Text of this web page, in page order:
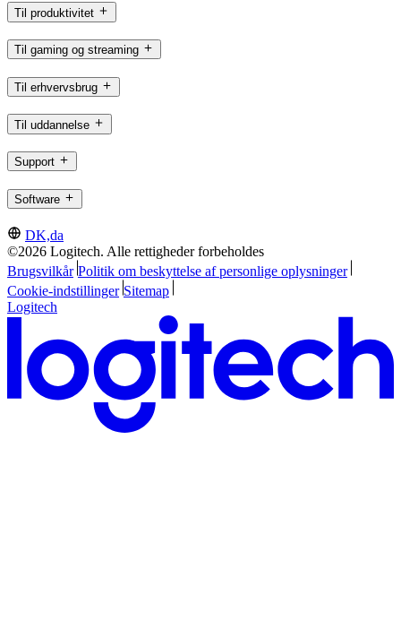
Til produktivitet
Til gaming og streaming
Til erhvervsbrug
Til uddannelse
Support
Software
DK,da
©2026 Logitech. Alle rettigheder forbeholdes
Brugsvilkår Politik om beskyttelse af personlige oplysninger
Cookie-indstillinger Sitemap
Logitech